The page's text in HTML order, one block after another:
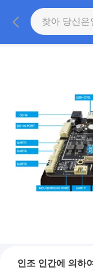
인조 인간에 의하